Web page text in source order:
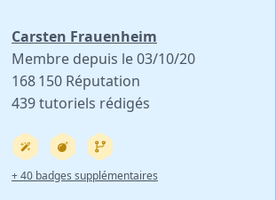
Carsten Frauenheim
Membre depuis le 03/10/20
168 150 Réputation
439 tutoriels rédigés
+ 40 badges supplémentaires